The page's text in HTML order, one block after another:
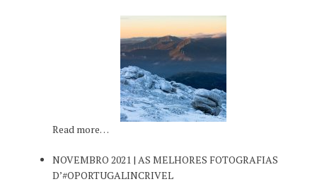
Read more…
NOVEMBRO 2021 | AS MELHORES FOTOGRAFIAS
D’#OPORTUGALINCRIVEL